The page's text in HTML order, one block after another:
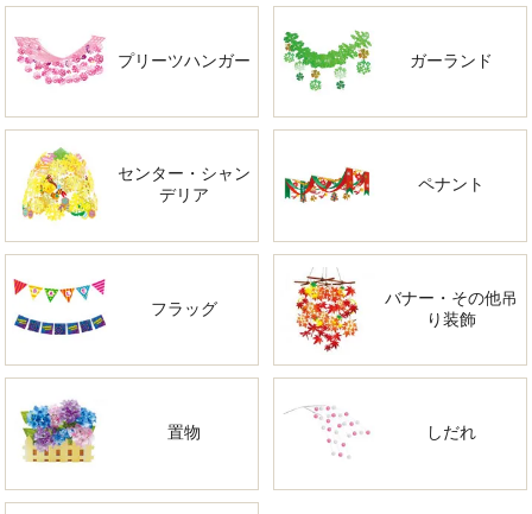
プリーツハンガー ガーランド
センター・シャン
デリア
ペナント
フラッグ
バナー・その他吊
り装飾
置物 しだれ